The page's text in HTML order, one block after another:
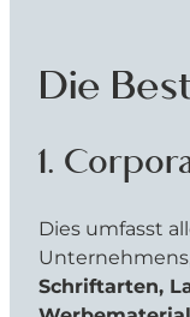
Die
1.
Dies umfasst
Schriftarten,